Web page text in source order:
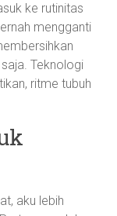
ke rutinitas
mengganti
Teknologi
ritme tubuh
aku lebih